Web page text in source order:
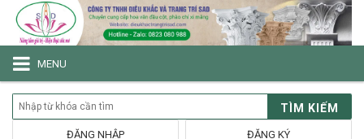
MENU
TÌM KIẾM
ĐĂNG KÝ
ĐĂNG NHẬP